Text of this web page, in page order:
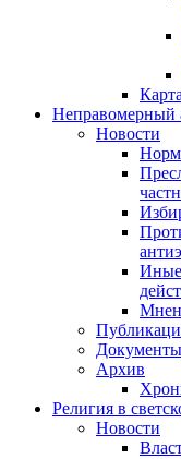
Неправомерный
Новости
Иные
Документы
Архив
Религия в
Новости